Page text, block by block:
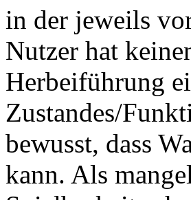
in der jeweils
Nutzer hat
Herbeiführung
Zustandes/
bewusst, dass
kann. Als